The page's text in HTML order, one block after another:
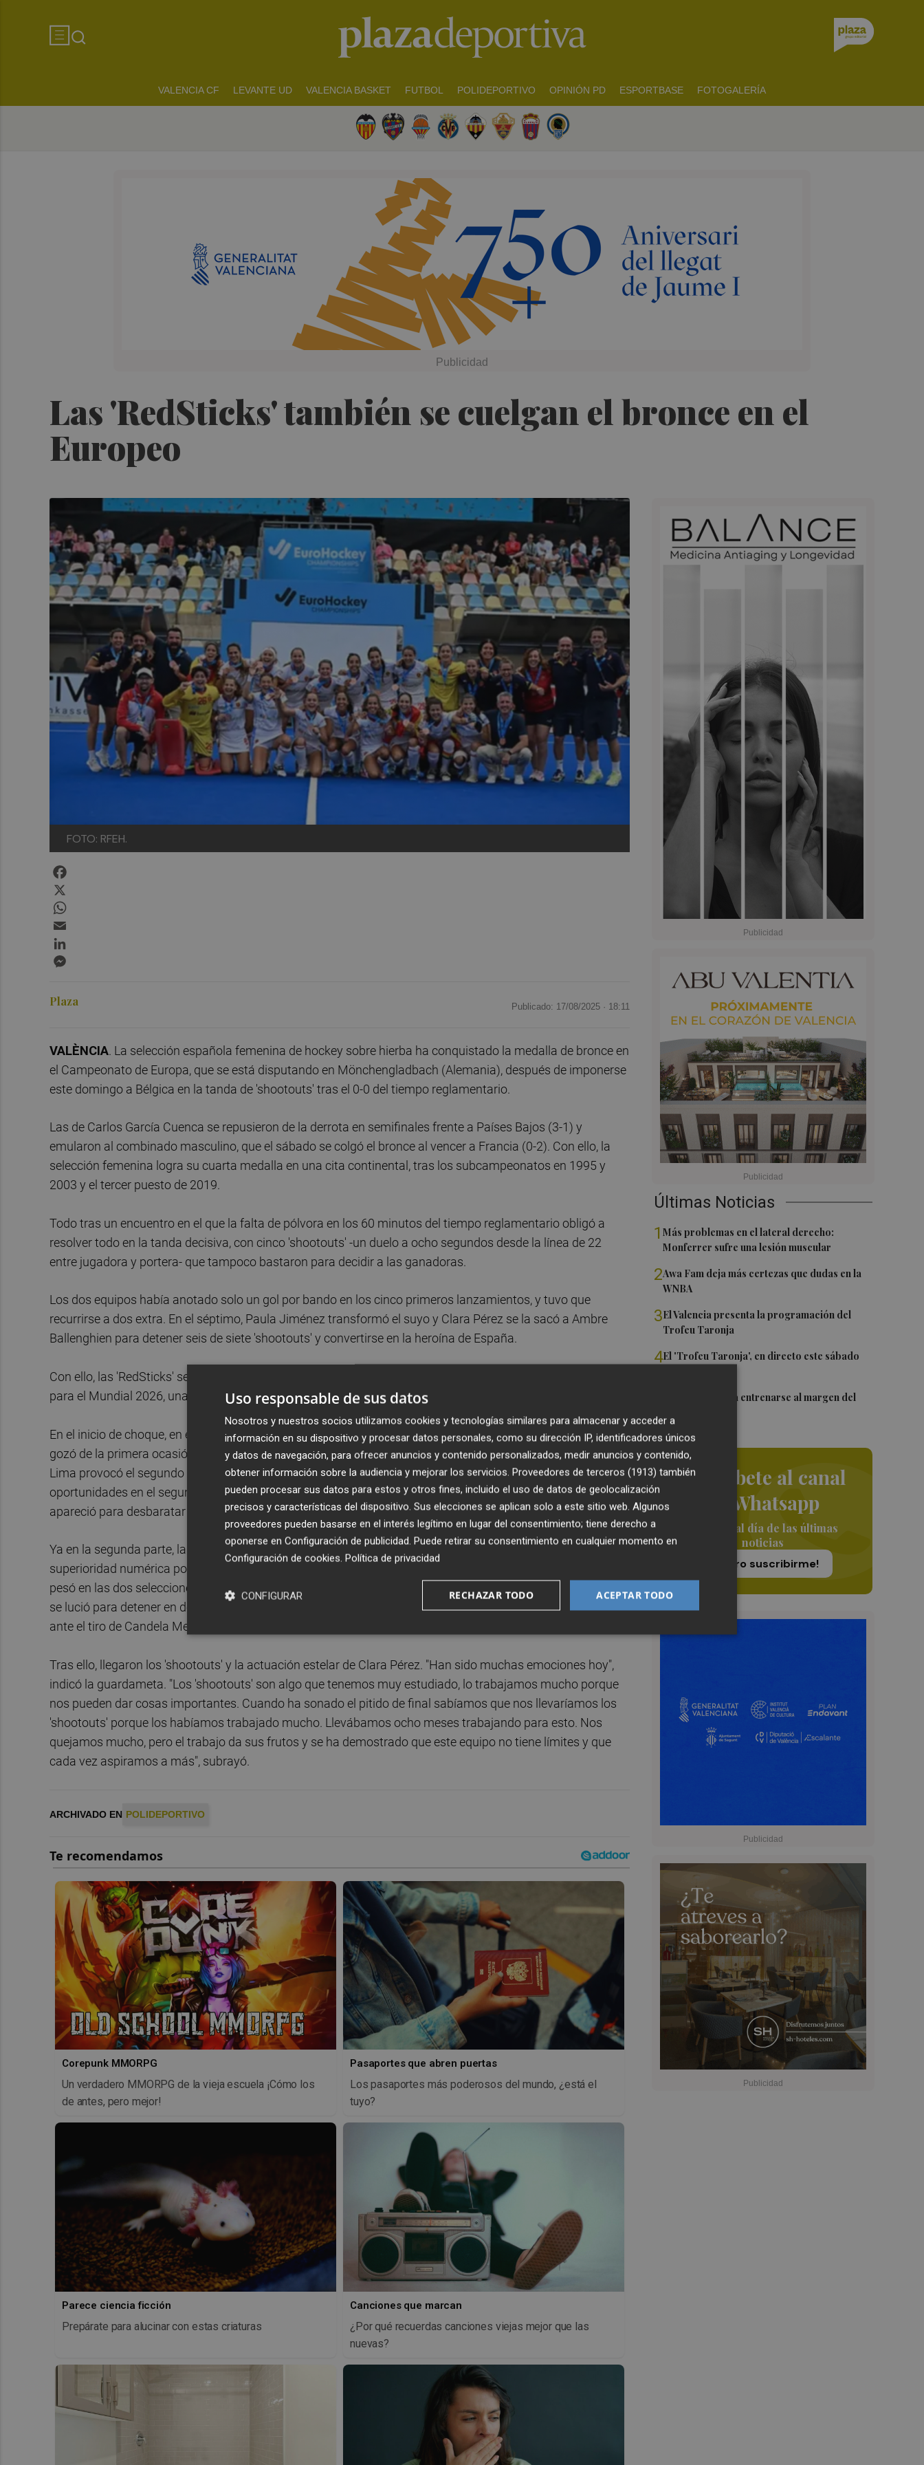
VALENCIA CF LEVANTE UD VALENCIA BASKET FUTBOL POLIDEPORTIVO OPINIÓN PD ESPORTBASE FOTOGALERÍA
Las 'RedSticks' también se cuelgan el bronce en el
Europeo
FOTO: RFEH.
Últimas Noticias
1Más problemas en el lateral derecho:
Monferrer sufre una lesión muscular
2Awa Fam deja más certezas que dudas en la
WNBA
3El Valencia presenta la programación del
Trofeu Taronja
4El 'Trofeu Taronja', en directo este sábado
Almeida vuelve a entrenarse al margen del
Suscríbete al canal
de Whatsapp
Siempre al día de las últimas
noticias
¡Quiero suscribirme!
Plaza Publicado: 17/08/2025 · 18:11
VALÈNCIA. La selección española femenina de hockey sobre hierba ha conquistado la medalla de bronce en
el Campeonato de Europa, que se está disputando en Mönchengladbach (Alemania), después de imponerse
este domingo a Bélgica en la tanda de 'shootouts' tras el 0-0 del tiempo reglamentario.
Las de Carlos García Cuenca se repusieron de la derrota en semifinales frente a Países Bajos (3-1) y
emularon al combinado masculino, que el sábado se colgó el bronce al vencer a Francia (0-2). Con ello, la
selección femenina logra su cuarta medalla en una cita continental, tras los subcampeonatos en 1995 y
2003 y el tercer puesto de 2019.
Todo tras un encuentro en el que la falta de pólvora en los 60 minutos del tiempo reglamentario obligó a
resolver todo en la tanda decisiva, con cinco 'shootouts' -un duelo a ocho segundos desde la línea de 22
entre jugadora y portera- que tampoco bastaron para decidir a las ganadoras.
Los dos equipos había anotado solo un gol por bando en los cinco primeros lanzamientos, y tuvo que
recurrirse a dos extra. En el séptimo, Paula Jiménez transformó el suyo y Clara Pérez se la sacó a Ambre
Ballenghien para detener seis de siete 'shootouts' y convertirse en la heroína de España.
Con ello, las 'RedSticks' se cargan de moral para los próximos Juegos de Los Ángeles 2028 y, sobre todo,
para el Mundial 2026, una cita para que se sacaron billete alcanzando las semifinales en Mönchengladbach.
En el inicio de choque, en el que se impuso la presión belga, fue sin embargo el combinado español el que
gozó de la primera ocasión en un penalti-córner que tiró Paula Jiménez y paró con el pie Elodie Pickard; Tere
Lima provocó el segundo PC, que tampoco pudo materializar. Flor y Coti Amundson también tuvieron sus
oportunidades en el segundo periodo, en el que España generó más ocasiones y en el que Clara Pérez
apareció para desbaratar el primer PC de las 'Red Panthers'.
Ya en la segunda parte, las de Carlos García Cuenca siguieron intentándolo, pero no pudieron aprovechar la
superioridad numérica por la tarjeta verde de Judith Vandermeiren. En el último cuarto, el desgaste físico
pesó en las dos selecciones; las 'RedSticks' jugaron en inferioridad los últimos cinco minutos, y Clara Pérez
se lució para detener en dos ocasiones un penalti-córner belga, antes de que la portera rival hiciera lo propio
ante el tiro de Candela Mejías.
Tras ello, llegaron los 'shootouts' y la actuación estelar de Clara Pérez. "Han sido muchas emociones hoy",
indicó la guardameta. "Los 'shootouts' son algo que tenemos muy estudiado, lo trabajamos mucho porque
nos pueden dar cosas importantes. Cuando ha sonado el pitido de final sabíamos que nos llevaríamos los
'shootouts' porque los habíamos trabajado mucho. Llevábamos ocho meses trabajando para esto. Nos
quejamos mucho, pero el trabajo da sus frutos y se ha demostrado que este equipo no tiene límites y que
cada vez aspiramos a más", subrayó.
ARCHIVADO EN POLIDEPORTIVO
Corepunk MMORPG
Un verdadero MMORPG de la vieja escuela ¡Cómo los
de antes, pero mejor!
Pasaportes que abren puertas
Los pasaportes más poderosos del mundo, ¿está el
tuyo?
Parece ciencia ficción
Prepárate para alucinar con estas criaturas
Canciones que marcan
¿Por qué recuerdas canciones viejas mejor que las
nuevas?
Uso responsable de sus datos
Nosotros y nuestros socios utilizamos cookies y tecnologías similares para almacenar y acceder a
información en su dispositivo y procesar datos personales, como su dirección IP, identificadores únicos
y datos de navegación, para ofrecer anuncios y contenido personalizados, medir anuncios y contenido,
obtener información sobre la audiencia y mejorar los servicios. Proveedores de terceros (1913) también
pueden procesar sus datos para estos y otros fines, incluido el uso de datos de geolocalización
precisos y características del dispositivo. Sus elecciones se aplican solo a este sitio web. Algunos
proveedores pueden basarse en el interés legítimo en lugar del consentimiento; tiene derecho a
oponerse en Configuración de publicidad. Puede retirar su consentimiento en cualquier momento en
Configuración de cookies. Política de privacidad
ACEPTAR TODO
RECHAZAR TODO
CONFIGURAR